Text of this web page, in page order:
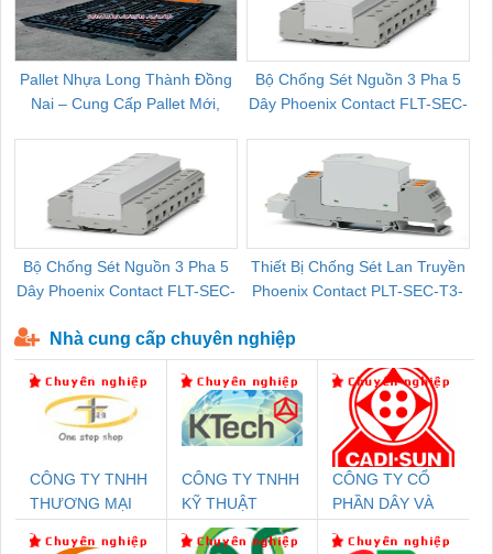
Pallet Nhựa Long Thành Đồng
Nai – Cung Cấp Pallet Mới,
Bộ Chống Sét Nguồn 3 Pha 5
Dây Phoenix Contact FLT-SEC-
Bộ Chống Sét Nguồn 3 Pha 5
Dây Phoenix Contact FLT-SEC-
Thiết Bị Chống Sét Lan Truyền
Phoenix Contact PLT-SEC-T3-
Nhà cung cấp chuyên nghiệp
CÔNG TY TNHH
THƯƠNG MẠI
CÔNG TY TNHH
KỸ THUẬT
KTECH VIỆT
CÔNG TY CỔ
PHẦN DÂY VÀ